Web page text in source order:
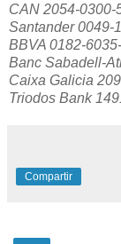
CAN 2054-0300-
Santander 0049-
BBVA 0182-
Banc Sabadell-
Caixa Galicia
Triodos Bank
Compartir